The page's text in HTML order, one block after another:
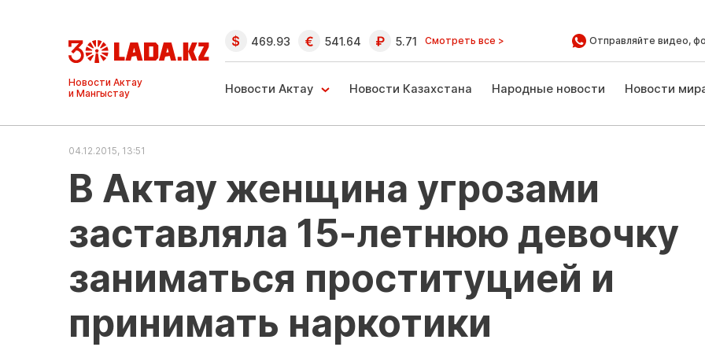
Ақтау және
Манғыстау
жаңалықтары
469.93 541.64 5.71 Смотреть все > Отправляйте видео,
Новости Актау Новости Казахстана Народные новости Новости
04.12.2015, 13:51
В Актау женщина угрозами
заставляла 15-летнюю девочку
заниматься проституцией и
принимать наркотики